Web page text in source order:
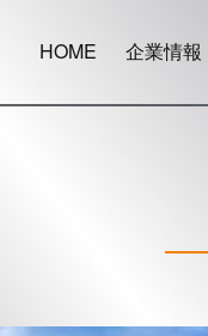
HOME 企業情報